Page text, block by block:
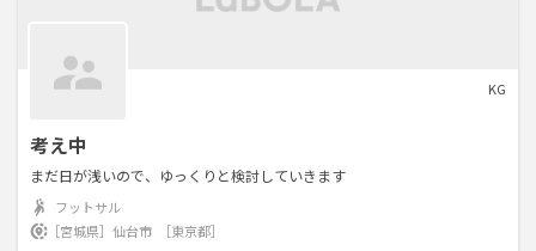
KG
考え中
まだ日が浅いので、ゆっくりと検討していきます
フットサル
［宮城県］ 仙台市 ［東京都］